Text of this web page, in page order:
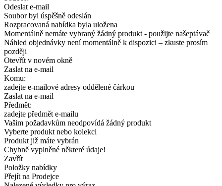
Odeslat e-mail
Soubor byl úspěšně odeslán
Rozpracovaná nabídka byla uložena
Momentálně nemáte vybraný žádný produkt - použijte našeptávač
Náhled objednávky není momentálně k dispozici – zkuste prosím
později
Otevřít v novém okně
Zaslat na e-mail
Komu:
zadejte e-mailové adresy oddělené čárkou
Zaslat na e-mail
Předmět:
zadejte předmět e-mailu
Vašim požadavkům neodpovídá žádný produkt
Vyberte produkt nebo kolekci
Produkt již máte vybrán
Chybně vyplněné některé údaje!
Zavřít
Položky nabídky
Přejít na Prodejce